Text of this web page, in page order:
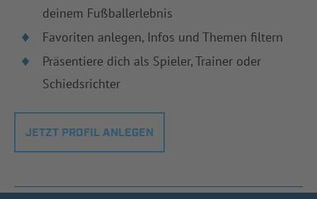
deinem Fußballerlebnis
Favoriten anlegen, Infos und Themen filtern
Präsentiere dich als Spieler, Trainer oder
Schiedsrichter
JETZT PROFIL ANLEGEN